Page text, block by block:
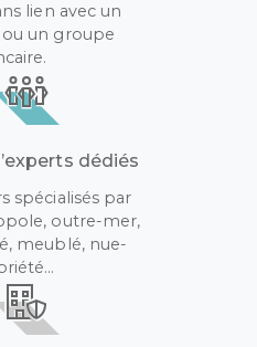
lien avec un
un groupe
dédiés
spécialisés par
outre-mer,
meublé, nue-